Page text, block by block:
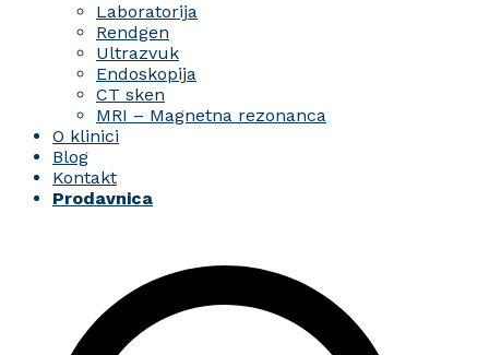
Laboratorija
Rendgen
Ultrazvuk
Endoskopija
CT sken
MRI – Magnetna rezonanca
O klinici
Blog
Kontakt
Prodavnica